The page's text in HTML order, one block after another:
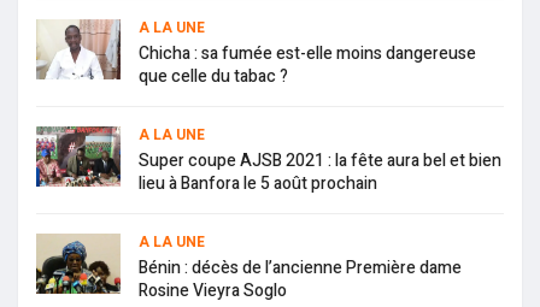
A LA UNE
Chicha : sa fumée est-elle moins dangereuse
que celle du tabac ?
A LA UNE
Super coupe AJSB 2021 : la fête aura bel et bien
lieu à Banfora le 5 août prochain
A LA UNE
Bénin : décès de l’ancienne Première dame
Rosine Vieyra Soglo